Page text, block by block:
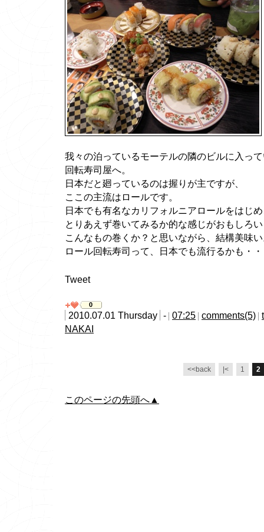
我々の泊っているモーテルの隣のビルに入っ
回転寿司屋へ。
日本だと廻っているのは握りが主ですが、
ここの主流はロールです。
日本でも有名なカリフォルニアロールをはじ
とりあえず巻いてみるか的な感じがおもしろ
こんなもの巻くか？と思いながら、結構美味
ロール回転寿司って、日本でも流行るかも・
Tweet
0
2010.07.01 Thursday - 07:25 comments(5)
NAKAI
<<back |< 1 2
このページの先頭へ▲